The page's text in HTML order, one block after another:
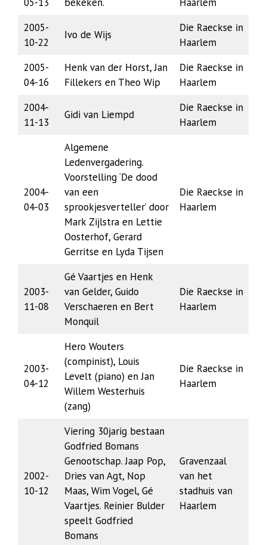
2005-
10-22
Ivo de Wijs
Die Raeckse in
Haarlem
2005-
04-16
Henk van der Horst, Jan
Fillekers en Theo Wip
Die Raeckse in
Haarlem
2004-
11-13
Gidi van Liempd
Die Raeckse in
Haarlem
2004-
04-03
Algemene
Ledenvergadering.
Voorstelling ‘De dood
van een
sprookjesverteller’ door
Mark Zijlstra en Lettie
Oosterhof, Gerard
Gerritse en Lyda Tijsen
Die Raeckse in
Haarlem
2003-
11-08
Gé Vaartjes en Henk
van Gelder, Guido
Verschaeren en Bert
Monquil
Die Raeckse in
Haarlem
2003-
04-12
Hero Wouters
(compinist), Louis
Levelt (piano) en Jan
Willem Westerhuis
(zang)
Die Raeckse in
Haarlem
2002-
10-12
Viering 30jarig bestaan
Godfried Bomans
Genootschap. Jaap Pop,
Dries van Agt, Nop
Maas, Wim Vogel, Gé
Vaartjes. Reinier Bulder
speelt Godfried
Bomans
Gravenzaal
van het
stadhuis van
Haarlem